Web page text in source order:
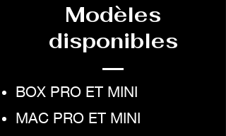
Modèles
disponibles
BOX PRO ET MINI
MAC PRO ET MINI